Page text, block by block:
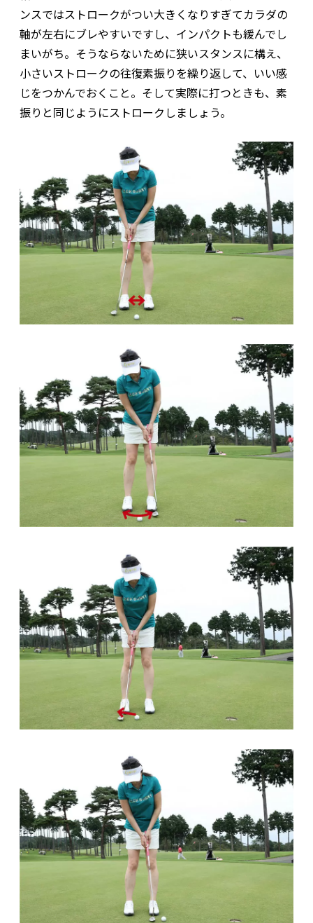
ンスではストロークがつい大きくなりすぎてカラダの
軸が左右にブレやすいですし、インパクトも緩んでし
まいがち。そうならないために狭いスタンスに構え、
小さいストロークの往復素振りを繰り返して、いい感
じをつかんでおくこと。そして実際に打つときも、素
振りと同じようにストロークしましょう。